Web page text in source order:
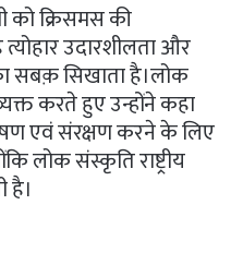
को क्रिसमस की
उदारशीलता और
सबक़ सिखाता है।लोक
करते हुए उन्होंने कहा
एवं संरक्षण करने के लिए
लोक संस्कृति राष्ट्रीय
है।